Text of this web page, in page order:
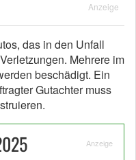
Anzeige
das in den Unfall
Mehrere im
beschädigt. Ein
Gutachter muss
Anzeige